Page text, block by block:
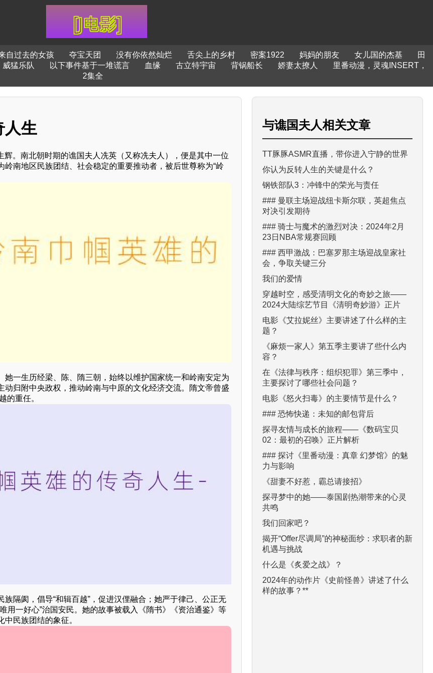
自过去的女孩 夺宝天团 没有你依然灿烂 舌尖上的乡村 密案1922 妈妈的朋友 女儿国的杰基
田
威猛乐队 以下事件基于一堆谎言 血缘 古立特宇宙 背锅船长 娇妻太撩人
里番动漫，灵魂INSERT，
2集全
人生
。南北朝时期的谯国夫人冼英（又称冼夫人），便是其中一位
南地区民族团结、社会稳定的重要推动者，被后世尊称为“岭
一生历经梁、陈、隋三朝，始终以维护国家统一和岭南安定为
归附中央政权，推动岭南与中原的文化经济交流。隋文帝曾盛
的重任。
隔阂，倡导“和辑百越”，促进汉俚融合；她严于律己、公正无
用一好心”治国安民。她的故事被载入《隋书》《资治通鉴》等
民族团结的象征。
与谯国夫人相关文章
TT豚豚ASMR直播，带你进入宁静的世界
你认为反转人生的关键是什么？
钢铁部队3：冲锋中的荣光与责任
### 曼联主场迎战纽卡斯尔联，英超焦点
对决引发期待
### 骑士与魔术的激烈对决：2024年2月
23日NBA常规赛回顾
### 西甲激战：巴塞罗那主场迎战皇家社
会，争取关键三分
我们的爱情
穿越时空，感受清明文化的奇妙之旅——
2024大陆综艺节目《清明奇妙游》正片
电影《艾拉妮丝》主要讲述了什么样的主
题？
《麻烦一家人》第五季主要讲了些什么内
容？
在《法律与秩序：组织犯罪》第三季中，
主要探讨了哪些社会问题？
电影《怒火扫毒》的主要情节是什么？
### 恐怖快递：未知的邮包背后
探寻友情与成长的旅程——《数码宝贝
02：最初的召唤》正片解析
### 探讨《里番动漫：真章 幻梦馆》的魅
力与影响
《甜妻不好惹，霸总请接招》
探寻梦中的她——泰国剧热潮带来的心灵
共鸣
我们回家吧？
揭开“Offer尽调局”的神秘面纱：求职者的新
机遇与挑战
什么是《炙爱之战》？
2024年的动作片《史前怪兽》讲述了什么
样的故事？**